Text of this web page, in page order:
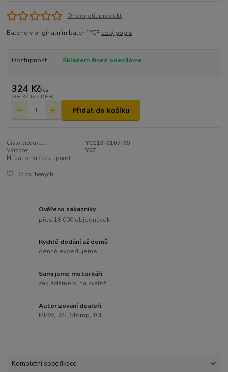
Ohodnotit produkt
Baleno v originálním balení YCF celý popis
Dostupnost Skladem ihned odesíláme
324 Kč/ks
268 Kč bez DPH
Přidat do košíku
Číslo produktu:
YC110-0107-09
Výrobce:
YCF
Hlídat cenu / dostupnost
Do oblíbených
Ověřeno zákazníky
přes 18 000 objednávek
Rychlé dodání až domů
denně expedujeme
Sami jsme motorkáři
zakládáme si na kvalitě
Autorizovaní dealeři
MBW, iXS, Stomp, YCF
Kompletní specifikace